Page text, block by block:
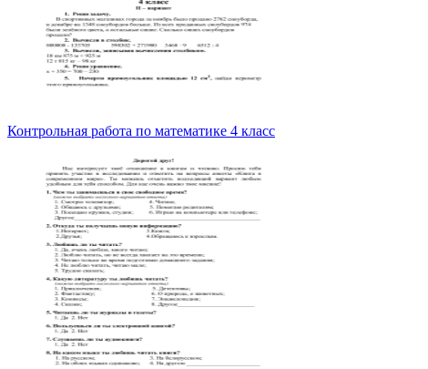
Контрольная работа по математике 4 класс